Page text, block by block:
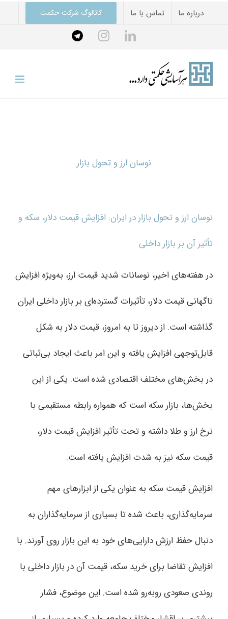
درباره ما تماس با ما کاتالوگ شرکت حکمت
نوسان ارز و تحول بازار
نوسان ارز و تحول بازار در ایران: افزایش قیمت دلار، سکه و
تأثیر آن بر بازار داخلی
در هفته‌های اخیر، نوسانات شدید قیمت ارز، به‌ویژه افزایش
ناگهانی قیمت دلار، تأثیرات گسترده‌ای بر بازار داخلی ایران
گذاشته است. از دیروز تا به امروز، قیمت دلار به شکل
قابل‌توجهی افزایش یافته و این امر باعث ایجاد بی‌ثباتی
در بخش‌های مختلف اقتصادی شده است. یکی از این
بخش‌ها، بازار سکه است که همواره رابطه مستقیمی با
نرخ ارز و طلا داشته و تحت تأثیر افزایش قیمت دلار،
قیمت سکه نیز به شدت افزایش یافته است.
افزایش قیمت سکه به عنوان یکی از ابزارهای مهم
سرمایه‌گذاری، باعث شده تا بسیاری از سرمایه‌گذاران به
دنبال حفظ ارزش دارایی‌های خود به این بازار روی آورند. با
افزایش تقاضا برای خرید سکه، قیمت آن در بازار داخلی با
روندی صعودی روبه‌رو شده است. این موضوع، فشار